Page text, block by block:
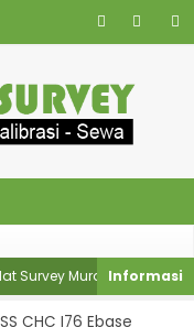
Murah KINETA
CHC I76 Ebase